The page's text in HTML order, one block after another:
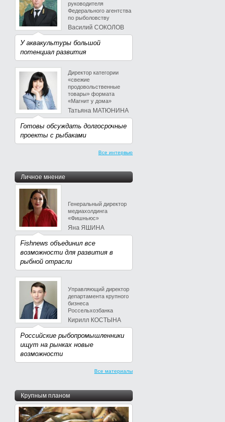
руководителя
Федерального агентства
по рыболовству
Василий СОКОЛОВ
У аквакультуры большой
потенциал развития
Директор категории
«свежие
продовольственные
товары» формата
«Магнит у дома»
Татьяна МАТЮНИНА
Готовы обсуждать долгосрочные
проекты с рыбаками
Все интервью
Личное мнение
Генеральный директор
медиахолдинга
«Фишньюс»
Яна ЯШИНА
Fishnews объединил все
возможности для развития в
рыбной отрасли
Управляющий директор
департамента крупного
бизнеса
Россельхозбанка
Кирилл КОСТЫНА
Российские рыбопромышленники
ищут на рынках новые
возможности
Все материалы
Крупным планом